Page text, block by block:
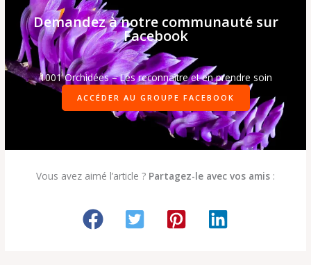
Demandez à notre communauté sur
Facebook
1001 Orchidées – Les reconnaître et en prendre soin
ACCÉDER AU GROUPE FACEBOOK
Vous avez aimé l’article ? Partagez-le avec vos amis :